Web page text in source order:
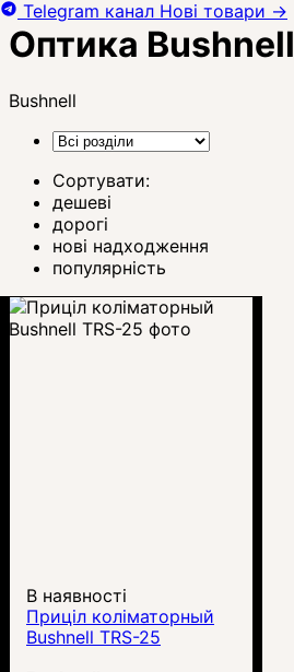
Оптика Bushnell
Bushnell
Сортувати:
дешеві
дорогі
нові надходження
популярність
В наявності
Приціл коліматорный
Bushnell TRS-25
Telegram канал Нові товари →